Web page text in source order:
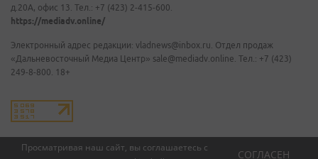
Просматривая наш сайт, вы соглашаетесь с
СОГЛАСЕН
д.20А, офис 13. Тел.: +7 (423) 2-415-600.
https://mediadv.online/
Электронный адрес редакции: vladnews@inbox.ru. Отдел продаж
«Дальневосточный Медиа Центр» sale@mediadv.online. Тел.: +7 (423)
249-8-800. 18+